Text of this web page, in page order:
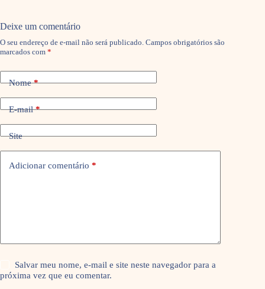
Deixe um comentário
O seu endereço de e-mail não será publicado. Campos obrigatórios são
marcados com *
Nome*
E-mail*
Site
Adicionar comentário *
Salvar meu nome, e-mail e site neste navegador para a
próxima vez que eu comentar.